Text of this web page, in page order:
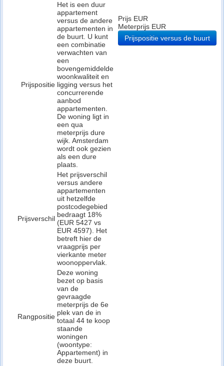
Prijspositie
Het is een duur
appartement
versus de andere
appartementen in
de buurt. U kunt
een combinatie
verwachten van
een
bovengemiddelde
woonkwaliteit en
ligging versus het
concurrerende
aanbod
appartementen.
De woning ligt in
een qua
meterprijs dure
wijk. Amsterdam
wordt ook gezien
als een dure
plaats.
Prijsverschil
Het prijsverschil
versus andere
appartementen
uit hetzelfde
postcodegebied
bedraagt 18%
(EUR 5427 vs
EUR 4597). Het
betreft hier de
vraagprijs per
vierkante meter
woonoppervlak.
Rangpositie
Deze woning
bezet op basis
van de
gevraagde
meterprijs de 6e
plek van de in
totaal 44 te koop
staande
woningen
(woontype:
Appartement) in
deze buurt.
Prijs EUR
Meterprijs EUR
Prijspositie versus de buurt